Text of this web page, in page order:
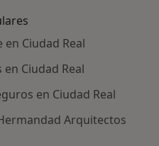
Ciudad Real
Ciudad Real
en Ciudad Real
Arquitectos